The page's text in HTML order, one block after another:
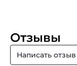
Способ
кондиционера
распределяя от
Отзывы
Написать отзыв